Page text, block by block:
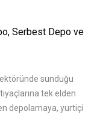
Serbest Depo ve
sunduğu
tek elden
depolamaya, yurtiçi